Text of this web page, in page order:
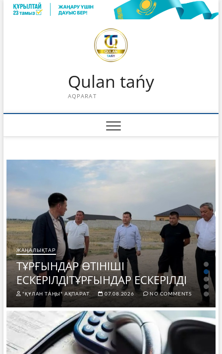
Skip
Qulan tańy
AQPARAT
ЖАҢАЛЫҚТАР
ТҰРҒЫНДАР ӨТІНІШІ
ЕСКЕРІЛДІТҰРҒЫНДАР ЕСКЕРІЛДІ
"ҚҰЛАН ТАҢЫ" АҚПАРАТ. 07.08.2026 NO COMMENTS